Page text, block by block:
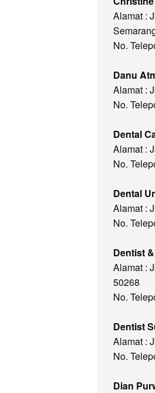
Alamat :
No.
Danu
Alamat :
No.
Dental
Alamat :
No.
Dental
Alamat :
No.
Dentist
Alamat :
50268
No.
Dentist
Alamat :
No.
Dian